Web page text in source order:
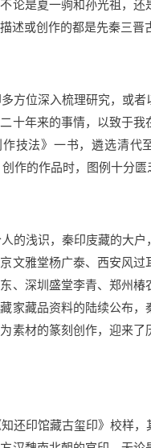
论是夏一驹和孙光祖，还
述或创作的都是先秦三晋
方位深入梳理研究，或者
十年来的事情，以致于我
技法》一书，遴选清代
创作的作品时，图例十分匮
的浅识，秦印庋藏的大户
文雅堂杨广泰、西安风过
、深圳盛堂李青、郑州椿
家藏品资料的陆续公布，
素材的篆刻创作，迎来了
还印馆藏古玺印》校样，